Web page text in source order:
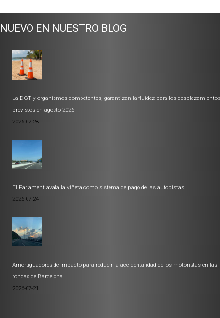
NUEVO EN NUESTRO BLOG
La DGT y organismos competentes, garantizan la fluidez para los desplazamientos
previstos en agosto 2026
2026-07-28
El Parlament avala la viñeta como sistema de pago de las autopistas
2026-07-24
Amortiguadores de impacto para reducir la accidentalidad de los motoristas en las
rondas de Barcelona
2026-07-21